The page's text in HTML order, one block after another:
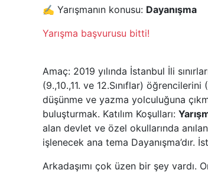
✍️ Yarışmanın konusu: Dayanışma
Yarışma başvurusu bitti!
Amaç: 2019 yılında İstanbul İli
(9.,10.,11. ve 12.Sınıflar)
düşünme ve yazma yolculuğuna
buluşturmak. Katılım Koşulları:
alan devlet ve özel okullarında
işlenecek ana tema
Arkadaşımı çok üzen bir şey vardı.